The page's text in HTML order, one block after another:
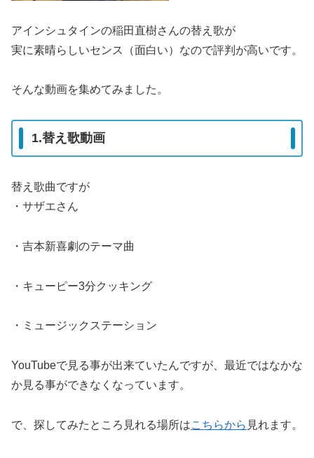
アインシュタインの稲田直樹さんの替え歌が
実に素晴らしいセンス（面白い）なので評判が高いです。
そんな動画を集めてみました。
1.替え歌動画
替え歌曲ですが
・サザエさん
・吉本新喜劇のテーマ曲
・キューピー3分クッキング
・ミュージックステーション
YouTubeで見る事が出来ていたんですが、最近ではなかな
か見る事ができなくなっています。
で、探してみたところ見れる場所はこちらから 見れます。